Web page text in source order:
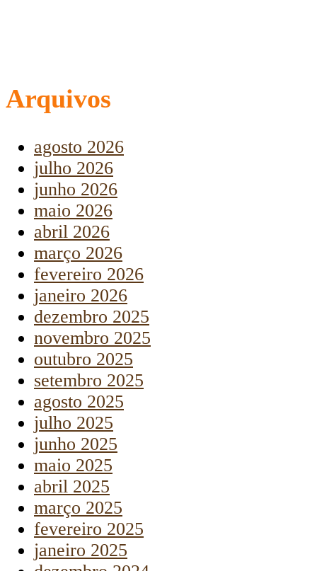
Arquivos
agosto 2026
julho 2026
junho 2026
maio 2026
abril 2026
março 2026
fevereiro 2026
janeiro 2026
dezembro 2025
novembro 2025
outubro 2025
setembro 2025
agosto 2025
julho 2025
junho 2025
maio 2025
abril 2025
março 2025
fevereiro 2025
janeiro 2025